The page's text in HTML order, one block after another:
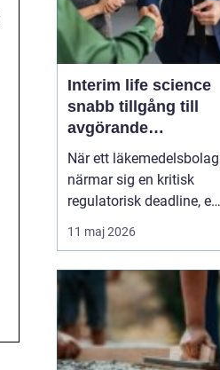
Interim life science
snabb tillgång till
avgörande
kompetens
När ett läkemedelsbolag
närmar sig en kritisk
regulatorisk deadline, en
medtechaktör ska skala
upp produktionen eller
en nyckelperson i ett
kliniskt
utvecklingsprojekt, finns
sällan utrymme för
11 maj 2026